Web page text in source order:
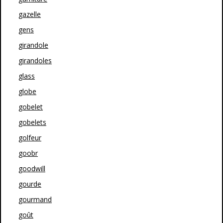
gazelle
gens
girandole
girandoles
glass
globe
gobelet
gobelets
golfeur
goobr
goodwill
gourde
gourmand
goût